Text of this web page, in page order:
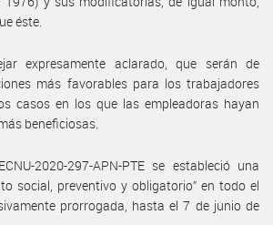
éste.
expresamente aclarado, que serán de
más favorables para los trabajadores
casos en los que las empleadoras hayan
beneficiosas.
2020-297-APN-PTE se estableció una
social, preventivo y obligatorio” en todo el
prorrogada, hasta el 7 de junio de